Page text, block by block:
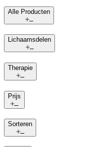
Alle Producten
Lichaamsdelen
Therapie
Prijs
Sorteren